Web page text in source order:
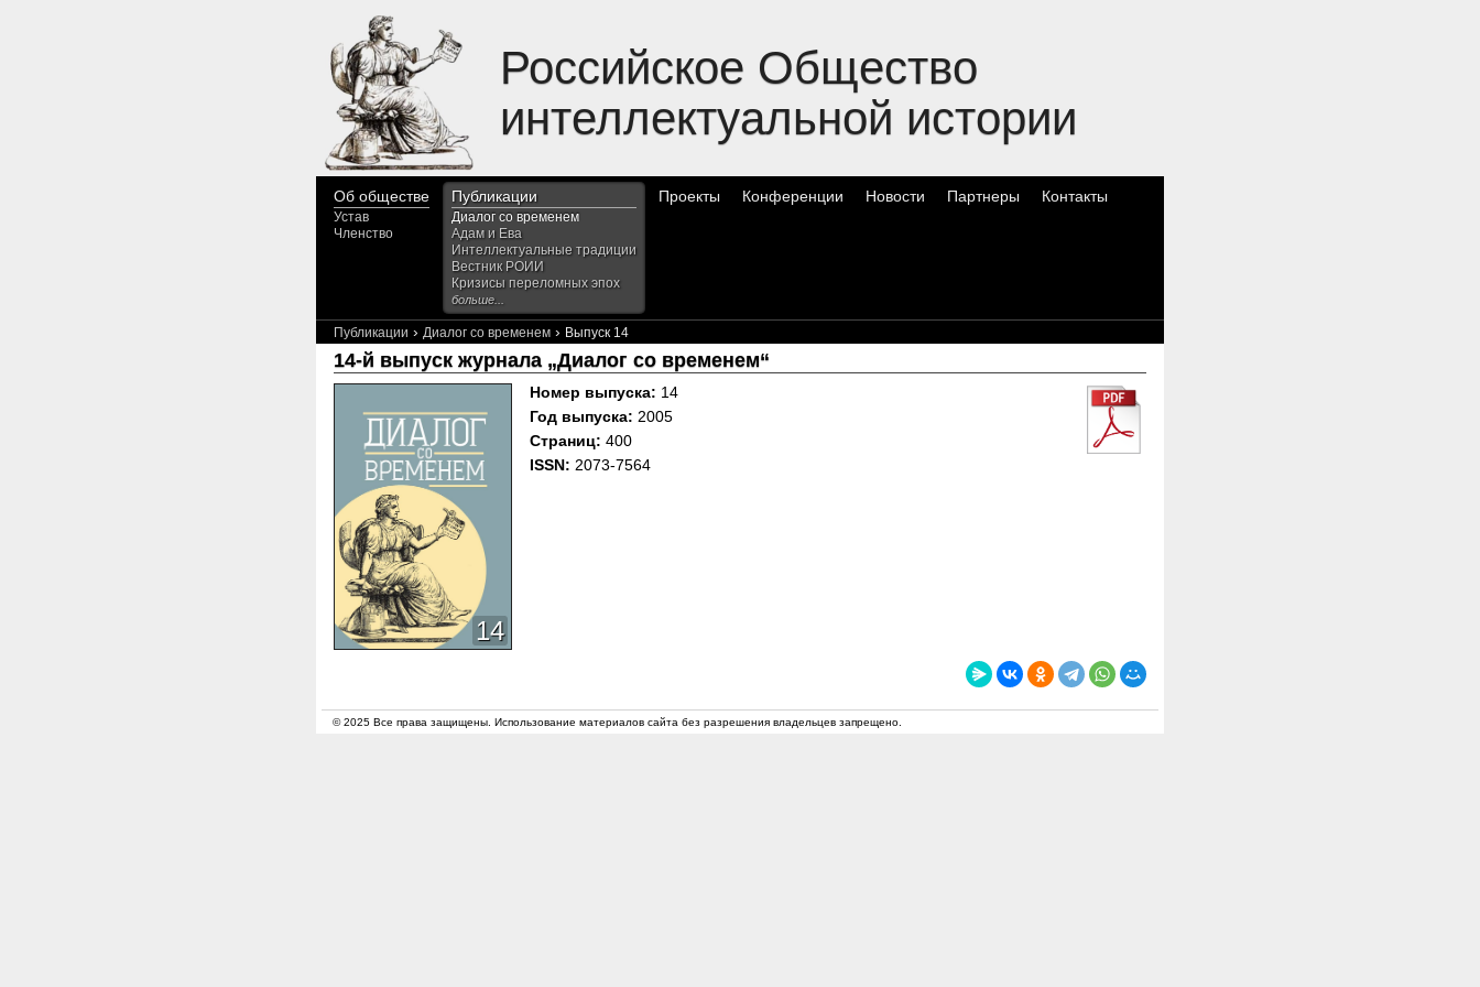
Российское Общество
интеллектуальной истории
Об обществе
Устав
Членство
Публикации
Диалог со временем
Адам и Ева
Интеллектуальные традиции
Вестник РОИИ
Кризисы переломных эпох
больше...
Проекты Конференции Новости Партнеры Контакты
Публикации › Диалог со временем › Выпуск 14
14-й выпуск журнала „Диалог со временем“
14
Номер выпуска: 14
Год выпуска: 2005
Страниц: 400
ISSN: 2073-7564
© 2025 Все права защищены. Использование материалов сайта без разрешения владельцев запрещено.